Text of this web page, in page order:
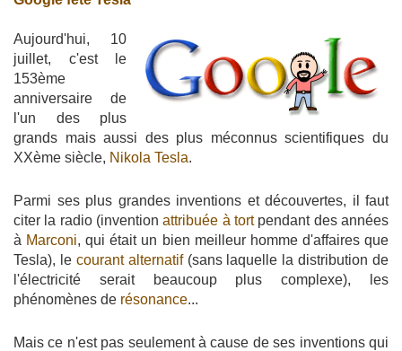
Aujourd'hui, 10
juillet, c'est le
153ème
anniversaire de
l'un des plus
grands mais aussi des plus méconnus scientifiques du
XXème siècle, Nikola Tesla.
Parmi ses plus grandes inventions et découvertes, il faut
citer la radio (inventionattribuée à tortpendant des années
à Marconi, qui était un bien meilleur homme d'affaires que
Tesla), le courant alternatif(sans laquelle la distribution de
l'électricité serait beaucoup plus complexe), les
phénomènes de résonance...
Mais ce n'est pas seulement à cause de ses inventions qui